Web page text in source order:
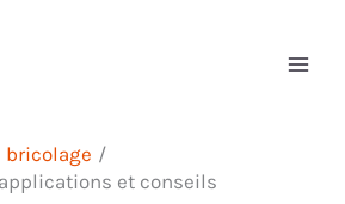
bricolage
et conseils